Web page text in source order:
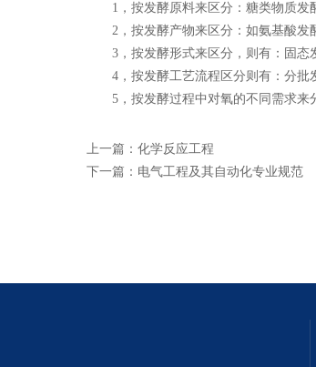
1，按发酵原料来区分：糖类物质发
2，按发酵产物来区分：如氨基酸发
3，按发酵形式来区分，则有：固态
4，按发酵工艺流程区分则有：分批
5，按发酵过程中对氧的不同需求来
上一篇： 化学反应工程
下一篇： 电气工程及其自动化专业规范